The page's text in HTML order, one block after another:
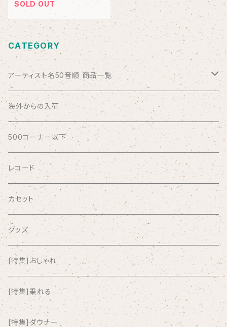
SOLD OUT
CATEGORY
アーティスト名50音順 商品一覧
ABSOLUTE LOSERS
AFRICA
AGU
AIRCRAFT
airlie
AKUTAGAWA FANCLUB
ALKASILKA
all about paradise
海外からの入荷
500コーナー以下
レコード
カセット
グッズ
[特集]おしゃれ
[特集]乗れる
[特集]ダウナー